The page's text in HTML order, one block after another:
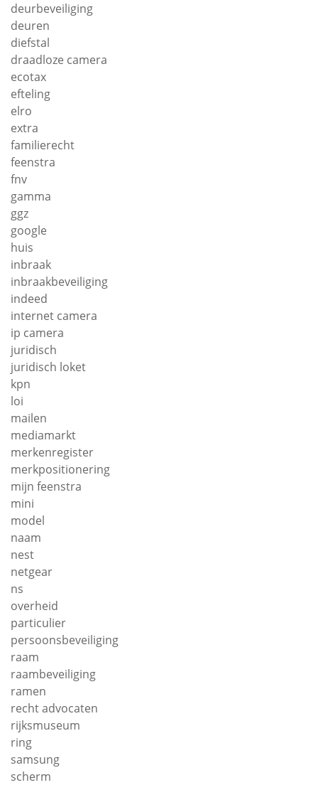
deurbeveiliging
deuren
diefstal
draadloze camera
ecotax
efteling
elro
extra
familierecht
feenstra
fnv
gamma
ggz
google
huis
inbraak
inbraakbeveiliging
indeed
internet camera
ip camera
juridisch
juridisch loket
kpn
loi
mailen
mediamarkt
merkenregister
merkpositionering
mijn feenstra
mini
model
naam
nest
netgear
ns
overheid
particulier
persoonsbeveiliging
raam
raambeveiliging
ramen
recht advocaten
rijksmuseum
ring
samsung
scherm